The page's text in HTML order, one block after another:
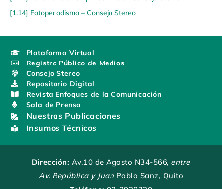
[1.14] Fotoperiodismo – Consejo Stereo
Plataforma Virtual
Registro Público de Medios
Consejo Stereo
Repositorio Digital
Revista Enfoques de la Comunicación
Sala de Prensa
Nuestras Publicaciones
Insumos Técnicos
Dirección: Av.10 de Agosto N34-566, entre
Av. República y Juan Pablo Sanz, Quito